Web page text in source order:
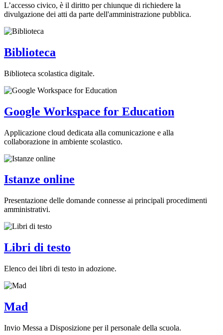
L’accesso civico, è il diritto per chiunque di richiedere la
divulgazione dei atti da parte dell'amministrazione pubblica.
Biblioteca
Biblioteca scolastica digitale.
Google Workspace for Education
Applicazione cloud dedicata alla comunicazione e alla
collaborazione in ambiente scolastico.
Istanze online
Presentazione delle domande connesse ai principali procedimenti
amministrativi.
Libri di testo
Elenco dei libri di testo in adozione.
Mad
Invio Messa a Disposizione per il personale della scuola.